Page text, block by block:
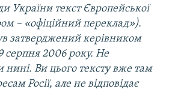
України текст Європейської
– «офіційний переклад»).
затверджений керівником
серпня 2006 року. Не
нині. Ви цього тексту вже там
Росії, але не відповідає